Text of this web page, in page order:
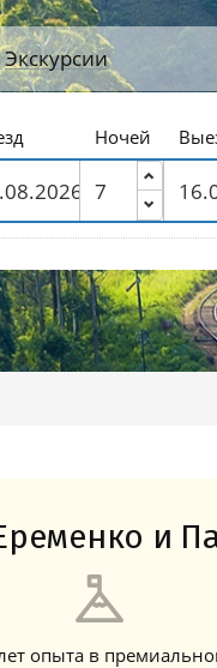
Экскурсии
Ночей
и
опыта в